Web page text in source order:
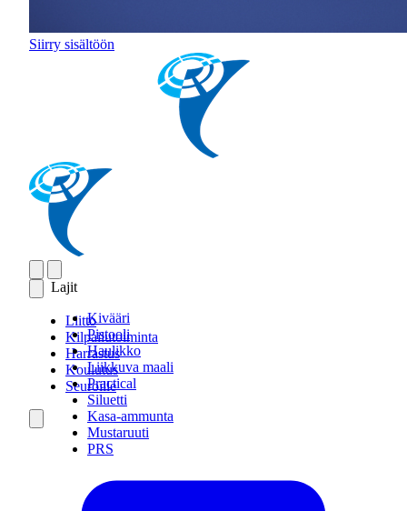
Siirry sisältöön
Lajit
Kivääri
Pistooli
Haulikko
Liikkuva maali
Practical
Siluetti
Kasa-ammunta
Mustaruuti
PRS
Liitto
Kilpailutoiminta
Harrastus
Koulutus
Seuroille